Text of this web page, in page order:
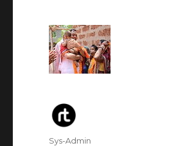
Author
Sys-Admin